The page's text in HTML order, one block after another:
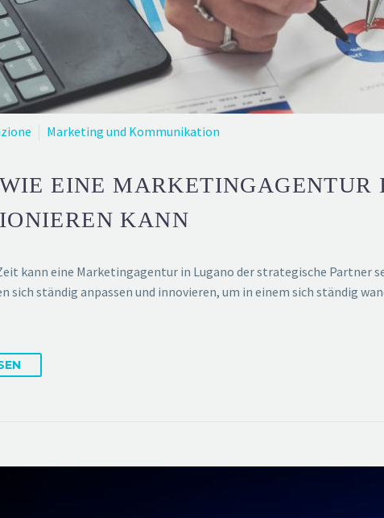
Marketing und Kommunikation
WIE EINE MARKETINGAGENTUR
KANN
kann eine Marketingagentur in Lugano der strategische
sich ständig anpassen und innovieren, um in einem sich ständig